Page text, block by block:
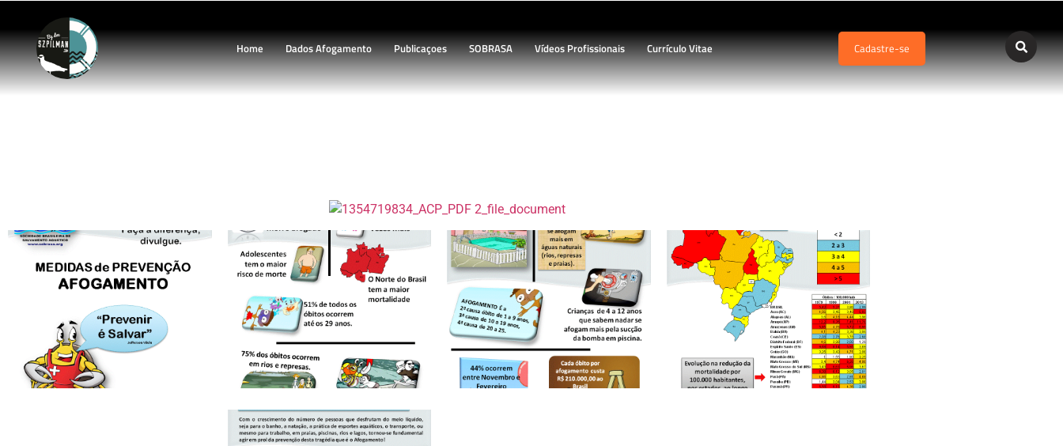
Home Dados Afogamento Publicaçoes SOBRASA Vídeos Profissionais Currículo Vitae Cadastre-se
AFOGAMENTOS – medidas de prevenção em diferentes cenários – SOBRASA